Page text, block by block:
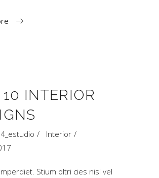
10 INTERIOR
Interior
Stium oltri cies nisi vel